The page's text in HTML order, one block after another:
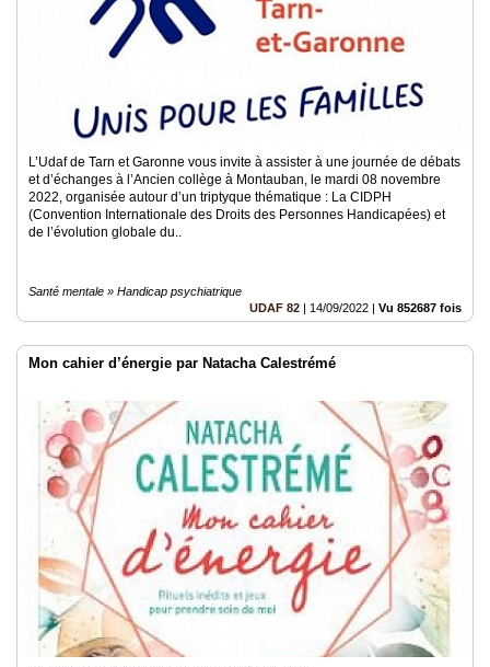
L’Udaf de Tarn et Garonne vous invite à assister à une journée de débats
et d’échanges à l’Ancien collège à Montauban, le mardi 08 novembre
2022, organisée autour d’un triptyque thématique : La CIDPH
(Convention Internationale des Droits des Personnes Handicapées) et
de l’évolution globale du..
Santé mentale » Handicap psychiatrique
UDAF 82 | 14/09/2022 | Vu 852687 fois
Mon cahier d’énergie par Natacha Calestrémé